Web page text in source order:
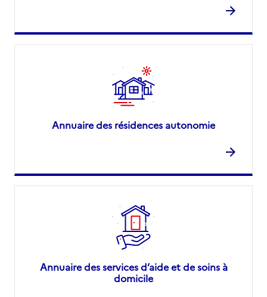
Annuaire des résidences autonomie
Annuaire des services d’aide et de soins à
domicile